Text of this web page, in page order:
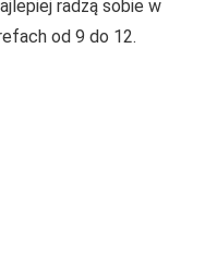
radzą sobie w
od 9 do 12.